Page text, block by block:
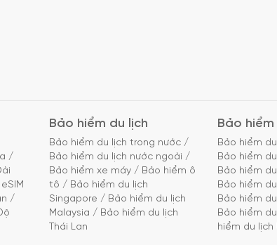
/
eSIM
/
Bảo hiểm du lịch
Bảo hiểm du lịch trong nước /
Bảo hiểm du lịch nước ngoài /
Bảo hiểm xe máy / Bảo hiểm ô
tô / Bảo hiểm du lịch
Singapore / Bảo hiểm du lịch
Malaysia / Bảo hiểm du lịch
Thái Lan
Bảo hiểm
Bảo hiểm
Bảo hiểm
Bảo hiểm
Bảo hiểm
Bảo hiểm
Bảo hiểm
hiểm du lịch